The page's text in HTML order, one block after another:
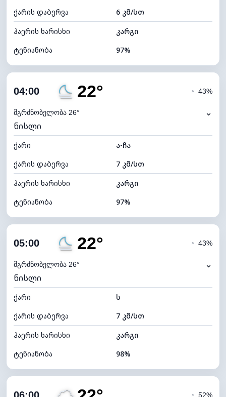
ღრუბლის სიმაღლე 4000 მ
ქარის დაბერვა
6 კმ/სთ
ჰაერის ხარისხი
კარგი
ტენიანობა
97%
ღრუბლიანობა
ნამის წერტილი
ხილვადობა
განათების ინდექსი 0 (ბნელი)
ღრუბლის სიმაღლე 6400 მ
04:00 22°
მგრძნობელობა 26°
◔ 43%
⌄
ნისლი
ქარი
ა-ჩა
ქარის დაბერვა
7 კმ/სთ
ჰაერის ხარისხი
კარგი
ტენიანობა
97%
ღრუბლიანობა
ნამის წერტილი
ხილვადობა
განათების ინდექსი 0 (ბნელი)
ღრუბლის სიმაღლე 4000 მ
05:00 22°
მგრძნობელობა 26°
◔ 43%
⌄
ნისლი
ქარი
ს
ქარის დაბერვა
7 კმ/სთ
ჰაერის ხარისხი
კარგი
ტენიანობა
98%
ღრუბლიანობა
◔ 52%